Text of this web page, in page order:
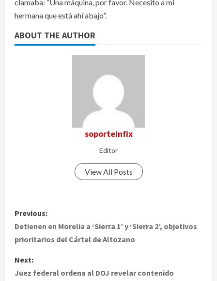
clamaba: “Una máquina, por favor. Necesito a mi
hermana que está ahí abajo”.
ABOUT THE AUTHOR
soporteinfix
Editor
View All Posts
P
o
t
Previous:
Detienen en Morelia a ‘Sierra 1’ y ‘Sierra 2’, objetivos
prioritarios del Cártel de Altozano
Next:
Juez federal ordena al DOJ revelar contenido